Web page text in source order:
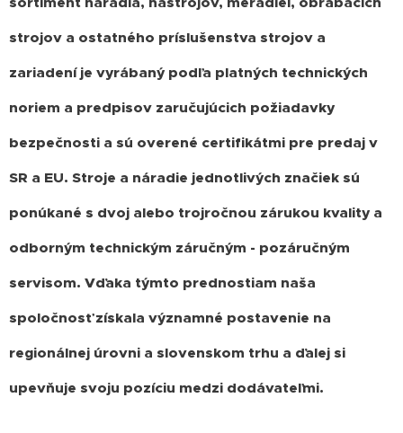
strojov a ostatného príslušenstva strojov a
zariadení je vyrábaný podľa platných technických
noriem a predpisov zaručujúcich požiadavky
bezpečnosti a sú overené certifikátmi pre predaj v
SR a EU. Stroje a náradie jednotlivých značiek sú
ponúkané s dvoj alebo trojročnou zárukou kvality a
odborným technickým záručným - pozáručným
servisom. Vďaka týmto prednostiam naša
spoločnosť získala významné postavenie na
regionálnej úrovni a slovenskom trhu a ďalej si
upevňuje svoju pozíciu medzi dodávateľmi.